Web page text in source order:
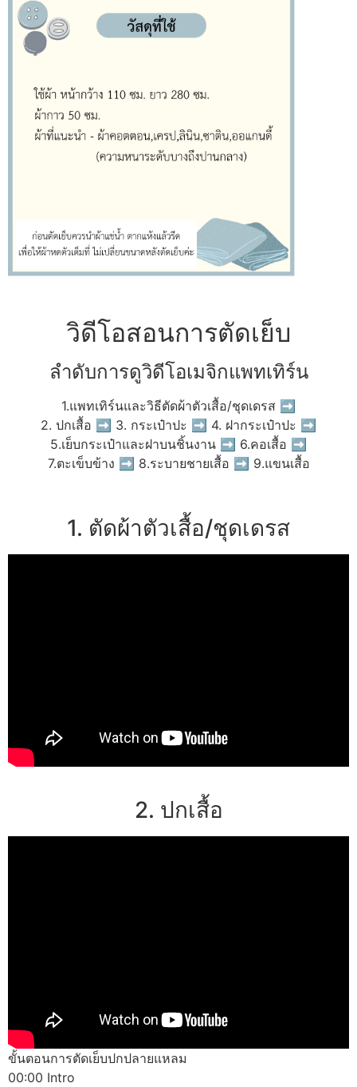
วิดีโอสอนการตัดเย็บ
ลำดับการดูวิดีโอเมจิกแพทเทิร์น
1.แพทเทิร์นและวิธีตัดผ้าตัวเสื้อ/ชุดเดรส ➡
2. ปกเสื้อ ➡ 3. กระเป๋าปะ ➡ 4. ฝากระเป๋าปะ ➡
5.เย็บกระเป๋าและฝาบนชิ้นงาน ➡ 6.คอเสื้อ ➡
7.ตะเข็บข้าง ➡ 8.ระบายชายเสื้อ ➡ 9.แขนเสื้อ
1. ตัดผ้าตัวเสื้อ/ชุดเดรส
2. ปกเสื้อ
ขั้นตอนการตัดเย็บปกปลายแหลม
00:00 Intro